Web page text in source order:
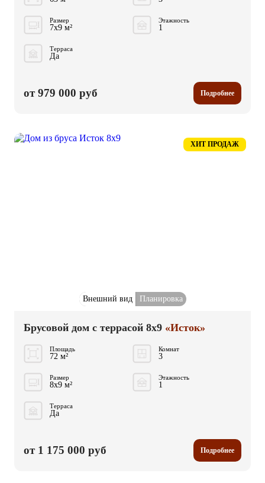
Размер
7x9 м²
Этажность
1
Терраса
Да
от 979 000 руб Подробнее
ХИТ ПРОДАЖ
Внешний вид Планировка
Брусовой дом с террасой 8x9 «Исток»
Площадь
72 м²
Комнат
3
Размер
8x9 м²
Этажность
1
Терраса
Да
от 1 175 000 руб Подробнее